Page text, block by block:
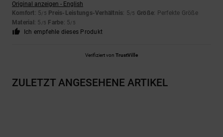
Original anzeigen - English
Komfort: 5/5 Preis-Leistungs-Verhältnis: 5/5 Größe: Perfekte Größe
Material : 5 /5 Farbe: 5/5
Ich empfehle dieses Produkt
Verifiziert von TrustVille
ZULETZT ANGESEHENE ARTIKEL